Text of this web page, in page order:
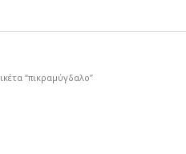
“πικραμύγδαλο”